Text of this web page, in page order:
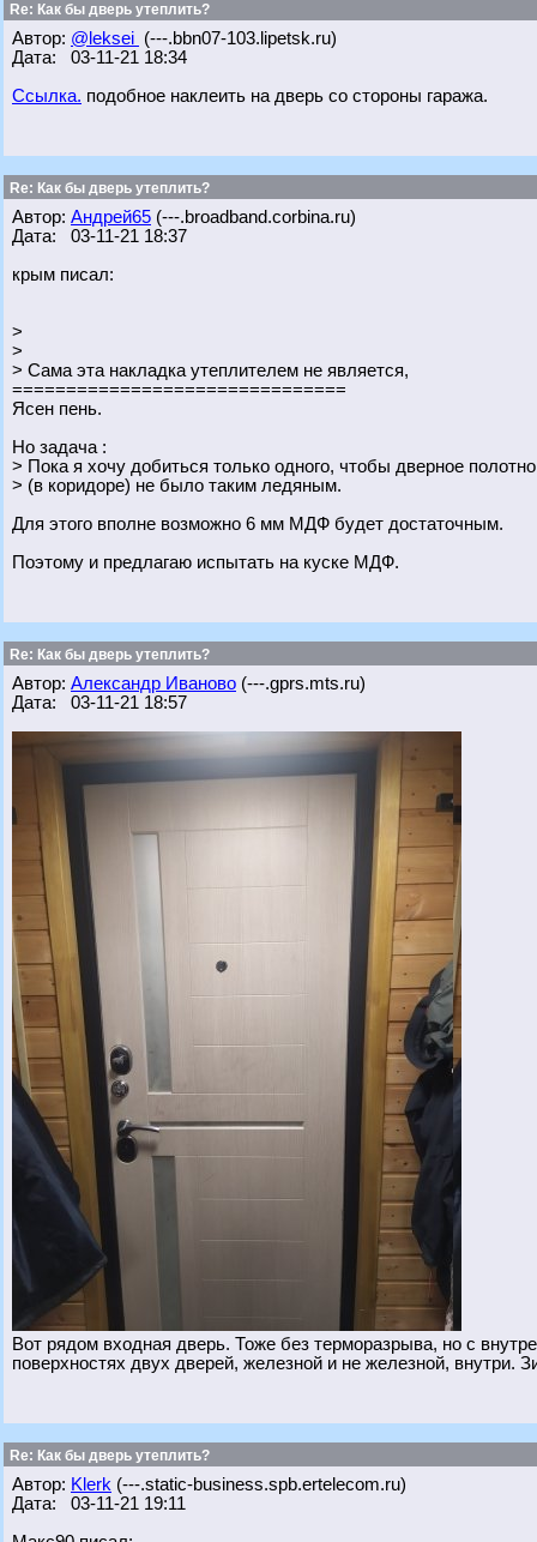
Re: Как бы дверь утеплить?
Автор: @leksei (---.bbn07-103.lipetsk.ru)
Дата: 03-11-21 18:34
Ссылка. подобное наклеить на дверь со стороны гаража.
Re: Как бы дверь утеплить?
Автор: Андрей65 (---.broadband.corbina.ru)
Дата: 03-11-21 18:37
крым писал:
>
>
> Сама эта накладка утеплителем не является,
===============================
Ясен пень.
Но задача :
> Пока я хочу добиться только одного, чтобы дверное
> (в коридоре) не было таким ледяным.
Для этого вполне возможно 6 мм МДФ будет достаточным.
Поэтому и предлагаю испытать на куске МДФ.
Re: Как бы дверь утеплить?
Автор: Александр Иваново (---.gprs.mts.ru)
Дата: 03-11-21 18:57
Вот рядом входная дверь. Тоже без терморазрыва, но с
поверхностях двух дверей, железной и не железной, внутри.
Re: Как бы дверь утеплить?
Автор: Klerk (---.static-business.spb.ertelecom.ru)
Дата: 03-11-21 19:11